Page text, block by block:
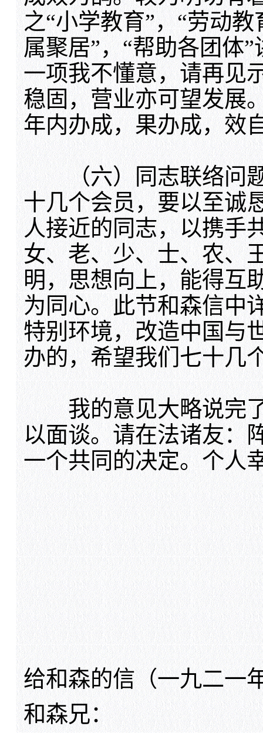
之“小学教育”，“劳动教
属聚居”，“帮助各团体
一项我不懂意，请再见
稳固，营业亦可望发展
年内办成，果办成，效
（六）同志联络问题
十几个会员，要以至诚
人接近的同志，以携手
女、老、少、士、农、
明，思想向上，能得互
为同心。此节和森信中
特别环境，改造中国与
办的，希望我们七十几
我的意见大略说完了
以面谈。请在法诸友：
一个共同的决定。个人
给和森的信（一九二一
和森兄：